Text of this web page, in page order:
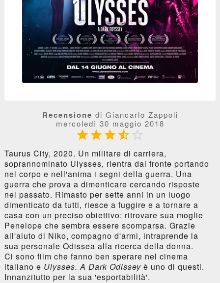
Recensione di Giancarlo Zappoli
mercoledì 30 maggio 2018
 
Taurus City, 2020. Un militare di carriera,
soprannominato Ulysses, rientra dal fronte portando
nel corpo e nell'anima i segni della guerra. Una
guerra che prova a dimenticare cercando risposte
nel passato. Rimasto per sette anni in un luogo
dimenticato da tutti, riesce a fuggire e a tornare a
casa con un preciso obiettivo: ritrovare sua moglie
Penelope che sembra essere scomparsa. Grazie
all'aiuto di Niko, compagno d'armi, intraprende la
sua personale Odissea alla ricerca della donna.
Ci sono film che fanno ben sperare nel cinema
italiano e Ulysses. A Dark Odisseyè uno di questi.
Innanzitutto per la sua 'esportabilità'.